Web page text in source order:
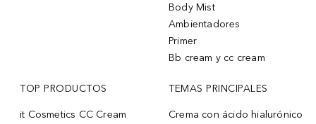
Body Mist
Ambientadores
Primer
Bb cream y cc cream
TOP PRODUCTOS
it Cosmetics CC Cream
TEMAS PRINCIPALES
Crema con ácido hialurónico